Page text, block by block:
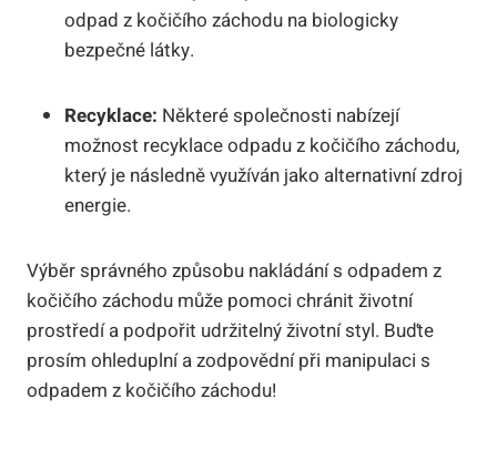
odpad z kočičího záchodu na biologicky
bezpečné látky.
Recyklace: Některé společnosti nabízejí
možnost recyklace odpadu z kočičího záchodu,
který je následně využíván jako alternativní zdroj
energie.
Výběr správného způsobu nakládání s odpadem z
kočičího záchodu může pomoci chránit životní
prostředí a podpořit udržitelný životní styl. Buďte
prosím ohleduplní a zodpovědní při manipulaci s
odpadem z kočičího záchodu!